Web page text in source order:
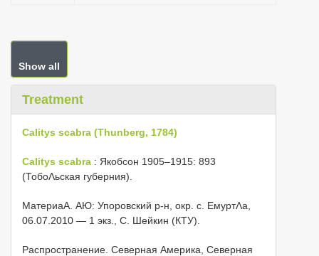
Show all
Treatment
Calitys scabra (Thunberg, 1784)
Calitys scabra : Якобсон 1905–1915: 893
(ТобоΛьская губерния).
МатериаA. АЮ: Упоровский р-н, окр. с. ЕмуртΛа,
06.07.2010 — 1 экз., С. Шейкин (КТУ).
Распространение. Северная Америка, Северная